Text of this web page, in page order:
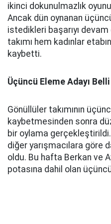
ikinci dokunulmazlık
Ancak dün oynanan
istedikleri başarıyı
takımı hem kadınlar
kaybetti.
Üçüncü Eleme Adayı
Gönüllüler takımının
kaybetmesinden sonra
bir oylama
diğer yarışmacılara göre
oldu. Bu hafta Berkan ve
potasına dahil olan